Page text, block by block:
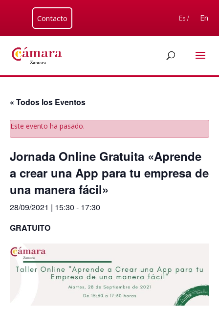
Contacto Es / En
« Todos los Eventos
Este evento ha pasado.
Jornada Online Gratuita «Aprende
a crear una App para tu empresa de
una manera fácil»
28/09/2021 | 15:30 - 17:30
GRATUITO